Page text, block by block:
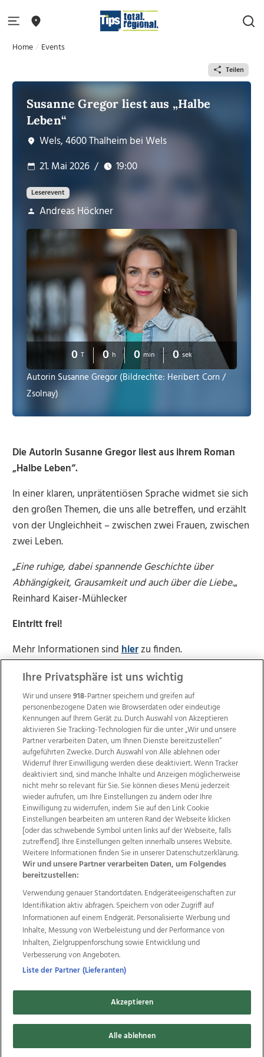
Home Events
Teilen
Susanne Gregor liest aus „Halbe
Leben“
Wels, 4600 Thalheim bei Wels
21. Mai 2026 / 19:00
Leserevent
Andreas Höckner
0 T 0 h 0 min 0 sek
Autorin Susanne Gregor (Bildrechte: Heribert Corn /
Zsolnay)
Die Autorin Susanne Gregor liest aus ihrem Roman
„Halbe Leben“.
In einer klaren, unprätentiösen Sprache widmet sie sich
den großen Themen, die uns alle betreffen, und erzählt
von der Ungleichheit – zwischen zwei Frauen, zwischen
zwei Leben.
„Eine ruhige, dabei spannende Geschichte über
Abhängigkeit, Grausamkeit und auch über die Liebe.„
Reinhard Kaiser-Mühlecker
Eintritt frei!
Mehr Informationen sindhierzu finden.
Wir über uns Mediadaten Kontakt
Jobs
Datenschutz
Impressum
AGB Anzeigekunden
AGB Website
Ehrenkodex Politische Werbung
Weitere Angebote des Medienhauses Wimmer
TV1 di-mog-i.at OÖNow
Ischler Woche
Life Radio
OÖNachrichten
OÖN Immobilien
OÖN Karriere
OÖN Reise
Promenaden Galerien
Regionaljobs
wasistlos.at wirtrauern.at
Copyrights © 2026 Tips Zeitungs GmbH & Co KG
developed by
Ihre Privatsphäre ist uns wichtig
Wir und unsere918-Partner speichern und greifen auf
personenbezogene Daten wie Browserdaten oder eindeutige
Kennungen auf Ihrem Gerät zu. Durch Auswahl von Akzeptieren
aktivieren Sie Tracking-Technologien für die unter „Wir und unsere
Partner verarbeiten Daten, um Ihnen Dienste bereitzustellen“
aufgeführten Zwecke. Durch Auswahl von Alle ablehnen oder
Widerruf Ihrer Einwilligung werden diese deaktiviert. Wenn Tracker
deaktiviert sind, sind manche Inhalte und Anzeigen möglicherweise
nicht mehr so relevant für Sie. Sie können dieses Menü jederzeit
wieder aufrufen, um Ihre Einstellungen zu ändern oder Ihre
Einwilligung zu widerrufen, indem Sie auf den Link Cookie
Einstellungen bearbeiten am unteren Rand der Webseite klicken
[oder das schwebende Symbol unten links auf der Webseite, falls
zutreffend]. Ihre Einstellungen gelten innerhalb unseres Website.
Weitere Informationen finden Sie in unserer Datenschutzerklärung.
Wir und unsere Partner verarbeiten Daten, um Folgendes
bereitzustellen:
Verwendung genauer Standortdaten. Endgeräteeigenschaften zur
Identifikation aktiv abfragen. Speichern von oder Zugriff auf
Informationen auf einem Endgerät. Personalisierte Werbung und
Inhalte, Messung von Werbeleistung und der Performance von
Inhalten, Zielgruppenforschung sowie Entwicklung und
Verbesserung von Angeboten.
Liste der Partner (Lieferanten)
Akzeptieren
Alle ablehnen